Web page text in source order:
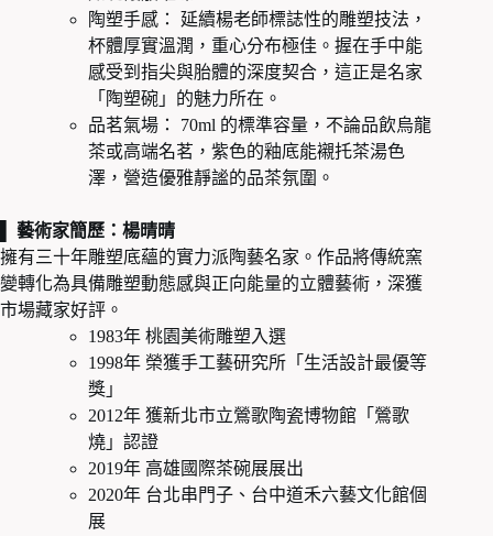
陶塑手感： 延續楊老師標誌性的雕塑技法，
杯體厚實溫潤，重心分布極佳。握在手中能
感受到指尖與胎體的深度契合，這正是名家
「陶塑碗」的魅力所在。
品茗氣場： 70ml 的標準容量，不論品飲烏龍
茶或高端名茗，紫色的釉底能襯托茶湯色
澤，營造優雅靜謐的品茶氛圍。
▌ 藝術家簡歷：楊晴晴
擁有三十年雕塑底蘊的實力派陶藝名家。作品將傳統窯
變轉化為具備雕塑動態感與正向能量的立體藝術，深獲
市場藏家好評。
1983年 桃園美術雕塑入選
1998年 榮獲手工藝研究所「生活設計最優等
獎」
2012年 獲新北市立鶯歌陶瓷博物館「鶯歌
燒」認證
2019年 高雄國際茶碗展展出
2020年 台北串門子、台中道禾六藝文化館個
展